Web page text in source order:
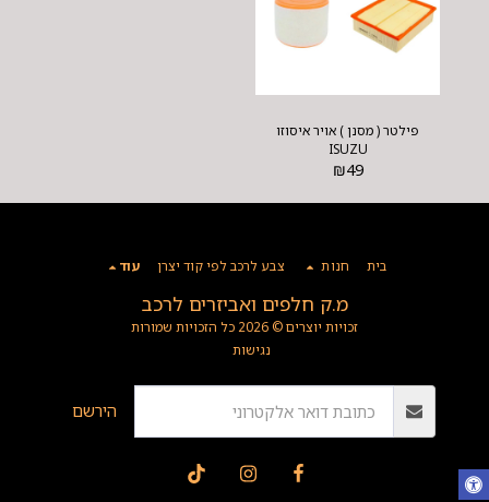
פילטר ( מסנן ) אויר איסוזו
ISUZU
₪49
מ.ק חלפים ואביזרים לרכב
זכויות יוצרים © 2026 כל הזכויות שמורות
נגישות
בית חנות צבע לרכב לפי קוד יצרן עוד
הירשם